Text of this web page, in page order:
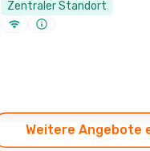
Zentraler Standort
Weitere Angebote